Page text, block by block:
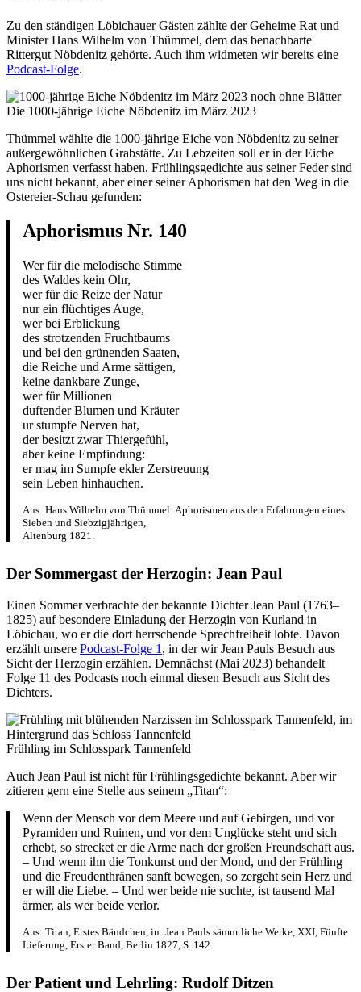
Zu den ständigen Löbichauer Gästen zählte der Geheime Rat und
Minister Hans Wilhelm von Thümmel, dem das benachbarte
Rittergut Nöbdenitz gehörte. Auch ihm widmeten wir bereits eine
Podcast-Folge.
Die 1000-jährige Eiche Nöbdenitz im März 2023
Thümmel wählte die 1000-jährige Eiche von Nöbdenitz zu seiner
außergewöhnlichen Grabstätte. Zu Lebzeiten soll er in der Eiche
Aphorismen verfasst haben. Frühlingsgedichte aus seiner Feder sind
uns nicht bekannt, aber einer seiner Aphorismen hat den Weg in die
Ostereier-Schau gefunden:
Aphorismus Nr. 140
Wer für die melodische Stimme
des Waldes kein Ohr,
wer für die Reize der Natur
nur ein flüchtiges Auge,
wer bei Erblickung
des strotzenden Fruchtbaums
und bei den grünenden Saaten,
die Reiche und Arme sättigen,
keine dankbare Zunge,
wer für Millionen
duftender Blumen und Kräuter
ur stumpfe Nerven hat,
der besitzt zwar Thiergefühl,
aber keine Empfindung:
er mag im Sumpfe ekler Zerstreuung
sein Leben hinhauchen.
Aus: Hans Wilhelm von Thümmel: Aphorismen aus den Erfahrungen eines
Sieben und Siebzigjährigen,
Altenburg 1821.
Der Sommergast der Herzogin: Jean Paul
Einen Sommer verbrachte der bekannte Dichter Jean Paul (1763–
1825) auf besondere Einladung der Herzogin von Kurland in
Löbichau, wo er die dort herrschende Sprechfreiheit lobte. Davon
erzählt unsere Podcast-Folge 1 , in der wir Jean Pauls Besuch aus
Sicht der Herzogin erzählen. Demnächst (Mai 2023) behandelt
Folge 11 des Podcasts noch einmal diesen Besuch aus Sicht des
Dichters.
Frühling im Schlosspark Tannenfeld
Auch Jean Paul ist nicht für Frühlingsgedichte bekannt. Aber wir
zitieren gern eine Stelle aus seinem „Titan“:
Wenn der Mensch vor dem Meere und auf Gebirgen, und vor
Pyramiden und Ruinen, und vor dem Unglücke steht und sich
erhebt, so strecket er die Arme nach der großen Freundschaft aus.
– Und wenn ihn die Tonkunst und der Mond, und der Frühling
und die Freudenthränen sanft bewegen, so zergeht sein Herz und
er will die Liebe. – Und wer beide nie suchte, ist tausend Mal
ärmer, als wer beide verlor.
Aus: Titan, Erstes Bändchen, in: Jean Pauls sämmtliche Werke, XXI, Fünfte
Lieferung, Erster Band, Berlin 1827, S. 142.
Der Patient und Lehrling: Rudolf Ditzen